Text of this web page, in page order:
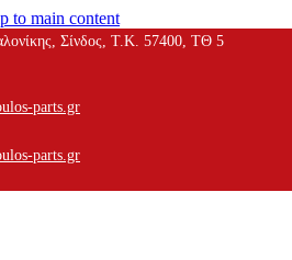
to main content
Σίνδος, Τ.Κ. 57400, ΤΘ 5
parts.gr
parts.gr